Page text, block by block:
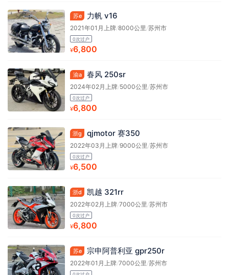
苏e 力帆 v16
2021年01月上牌/8000公里/苏州市
0次过户
¥6,800
渝a 春风 250sr
2024年02月上牌/5000公里/苏州市
0次过户
¥6,800
浙g qjmotor 赛350
2022年03月上牌/9000公里/苏州市
0次过户
¥6,500
浙d 凯越 321rr
2022年02月上牌/7000公里 /苏州市
0次过户
¥6,800
苏e 宗申阿普利亚 gpr250r
2022年01月上牌/7000公里 /苏州市